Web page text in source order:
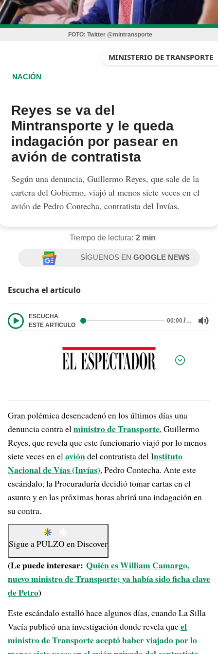
FOTO: Twitter @mintransporte
MINISTERIO DE TRANSPORTE
NACIÓN
Reyes se va del
Mintransporte y le queda
indagación por pasear en
avión de contratista
Según una denuncia, Guillermo Reyes, que sale de la
cartera del Gobierno, viajó al menos siete veces en el
avión de Pedro Contecha, contratista del Invías.
Tiempo de lectura: 2 min
SÍGUENOS ENGOOGLE NEWS
Escucha el artículo
ESCUCHA
ESTE ARTICULO
00:00/…
Por:
Gran polémica desencadenó en los últimos días una
denuncia contra elministro de Transporte, Guillermo
Reyes, que revela que este funcionario viajó por lo menos
siete veces en elavióndel contratista del Instituto
Nacional de Vías (Invías), Pedro Contecha. Ante este
escándalo, la Procuraduría decidió tomar cartas en el
asunto y en las próximas horas abrirá una indagación en
su contra.
Sigue aPULZO enDiscover
(Le puede interesar: Quién es William Camargo,
nuevo ministro de Transporte; ya había sido ficha clave
de Petro)
Este escándalo estalló hace algunos días, cuando La Silla
Vacía publicó una investigación donde revela queel
ministro de Transporte aceptó haber viajado por lo